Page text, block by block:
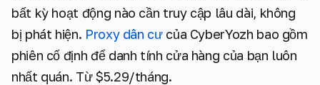
bất kỳ hoạt động nào cần truy cập lâu dài, không
bị phát hiện. Proxy dân cưcủa CyberYozh bao gồm
phiên cố định để danh tính cửa hàng của bạn luôn
nhất quán. Từ $5.29/tháng.